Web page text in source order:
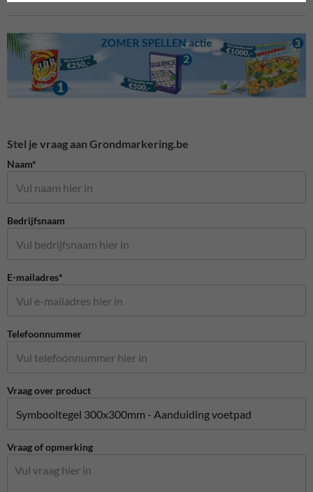
Stel je vraag aan Grondmarkering.be
Naam*
Bedrijfsnaam
E-mailadres*
Telefoonnummer
Vraag over product
Vraag of opmerking